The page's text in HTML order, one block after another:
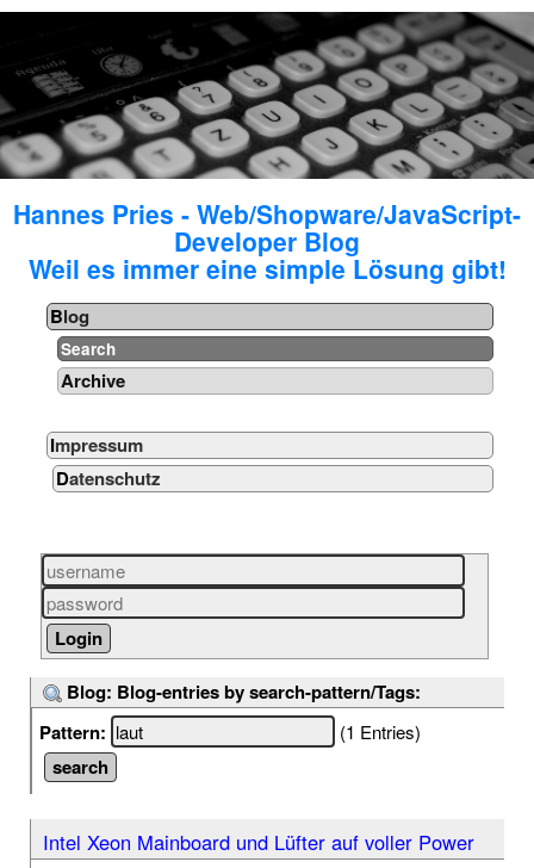
Hannes Pries - Web/Shopware/JavaScript-
Developer Blog
Weil es immer eine simple Lösung gibt!
Blog
Search
Archive
Impressum
Datenschutz
Blog: Blog-entries by search-pattern/Tags:
Pattern:
(1 Entries)
Intel Xeon Mainboard und Lüfter auf voller Power